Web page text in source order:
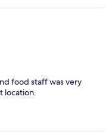
food staff was very
location.